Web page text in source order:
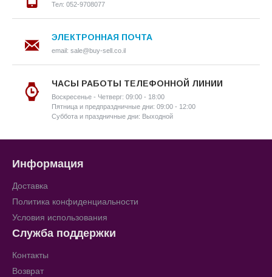
Тел: 052-9708077
ЭЛЕКТРОННАЯ ПОЧТА
email: sale@buy-sell.co.il
ЧАСЫ РАБОТЫ ТЕЛЕФОННОЙ ЛИНИИ
Воскресенье - Четверг: 09:00 - 18:00
Пятница и предпраздничные дни: 09:00 - 12:00
Суббота и праздничные дни: Выходной
Информация
Доставка
Политика конфиденциальности
Условия использования
Служба поддержки
Контакты
Возврат